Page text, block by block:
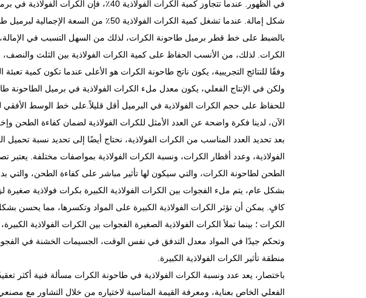
في الظهور. عندما تتجاوز كمية الكرات
شكل إمالة. عندما تشغل كمية الكرات الفولاذية
بالضبط على خط قطر برميل طاحونة الكرات، لذلك من السهل التسبب في
الكرات. لذلك، من الأنسب الحفاظ على كمية الكرات الفولاذية بين الثلث
للحفاظ على حجم الكرات الفولاذية في البرميل أقل قليلاً.على خط الوسط الأفقي
الآن، لدينا فكرة واضحة عن العدد الأمثل للكرات الفولاذية لضمان كفاءة الطحن
بعد تحديد العدد المناسب من الكرات الفولاذية، نحتاج أيضًا إلى تحديد نسبة
الفولاذية، وعدد أقطار الكرات، ونسبة الكرات الفولاذية بمواصفات مختلفة. يعتبر
الطحن لطاحونة الكرات، والتي سيكون لها تأثير مباشر على كفاءة الطحن، والتي
بشكل عام، يتم ملء الفجوات بين الكرات الفولاذية الكبيرة بكرات فولاذية صغيرة
كافٍ. يمكن أن تؤثر الكرات الفولاذية الكبيرة على المواد وتكسرها، مما يحسن
الكرات ؛ بينما تملأ الكرات الفولاذية الصغيرة الفجوات بين الكرات الفولاذية
وتحكم جيدًا في المواد معدل التدفق في نفس الوقت، الجسيمات الخشنة في
منطقة تأثير الكرات الفولاذية الكبيرة.
باختصار، يعد عدد ونسبة الكرات الفولاذية في طاحونة الكرات مسألة فنية أكثر
الفعلي الخاص بعناية، ومعرفة القيمة المناسبة لاختياره من خلال التشاور مع